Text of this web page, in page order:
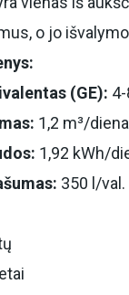
o jo
(GE):
1,2 m³/
1,92 kWh/
350 l/val.